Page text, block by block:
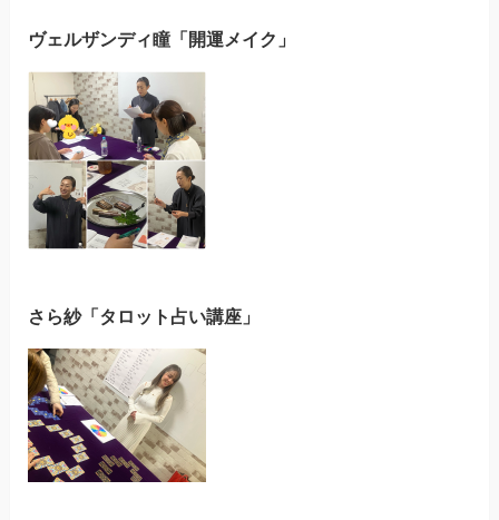
ヴェルザンディ瞳「開運メイク」
さら紗「タロット占い講座」